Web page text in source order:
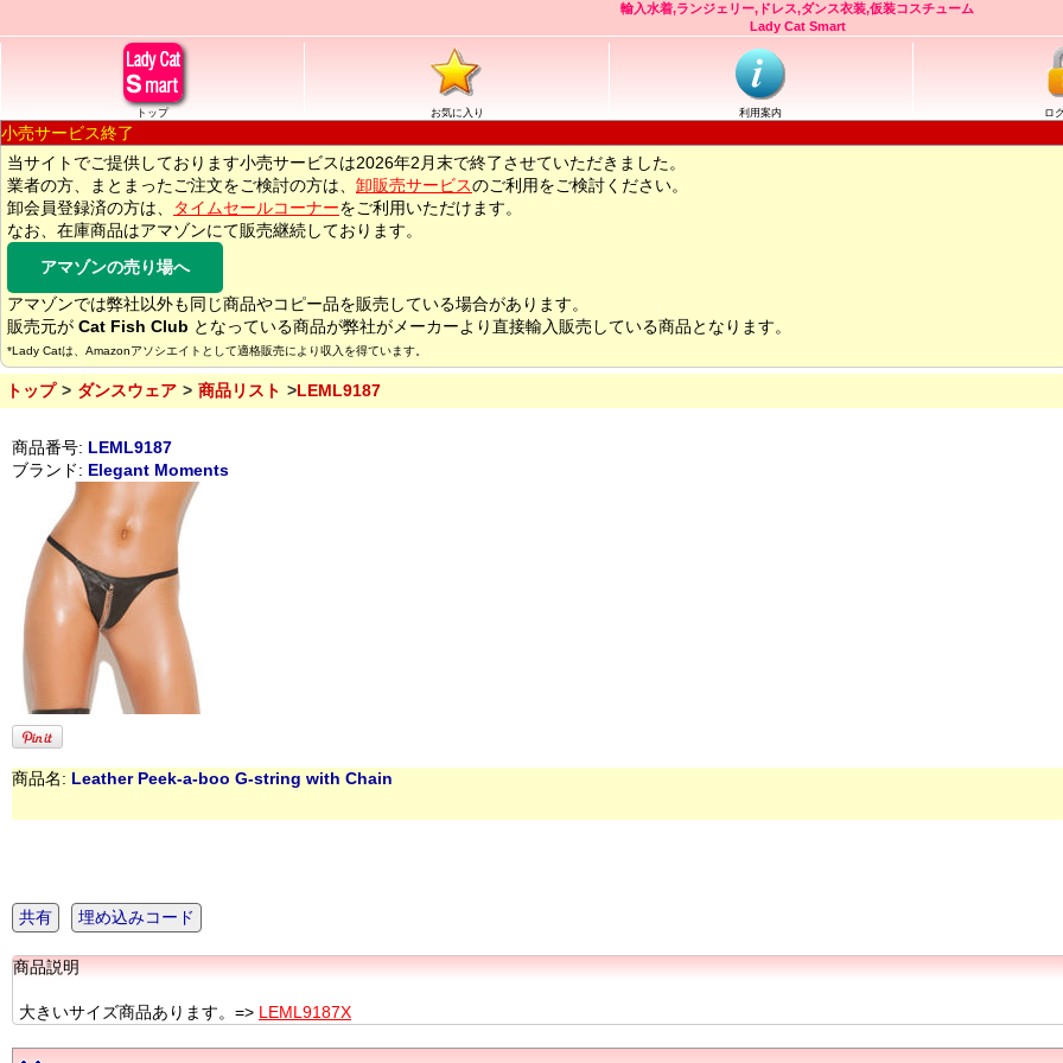
輸入水着,ランジェリー,ドレス,ダンス衣装,仮装コスチューム
Lady Cat Smart
トップ お気に入り 利用案内 ロ
小売サービス終了
当サイトでご提供しております小売サービスは2026年2月末で終了させていただきました。
業者の方、まとまったご注文をご検討の方は、 卸販売サービスのご利用をご検討ください。
卸会員登録済の方は、
タイムセールコーナーをご利用いただけます。
なお、在庫商品はアマゾンにて販売継続しております。
アマゾンの売り場へ
アマゾンでは弊社以外も同じ商品やコピー品を販売している場合があります。
販売元が Cat Fish Club となっている商品が弊社がメーカーより直接輸入販売している商品となります。
*Lady Catは、Amazonアソシエイトとして適格販売により収入を得ています。
トップ ダンスウェア 商品リスト LEML9187
商品番号: LEML9187
ブランド: Elegant Moments
商品名: Leather Peek-a-boo G-string with Chain
共有 埋め込みコード
商品説明
大きいサイズ商品あります。=> LEML9187X